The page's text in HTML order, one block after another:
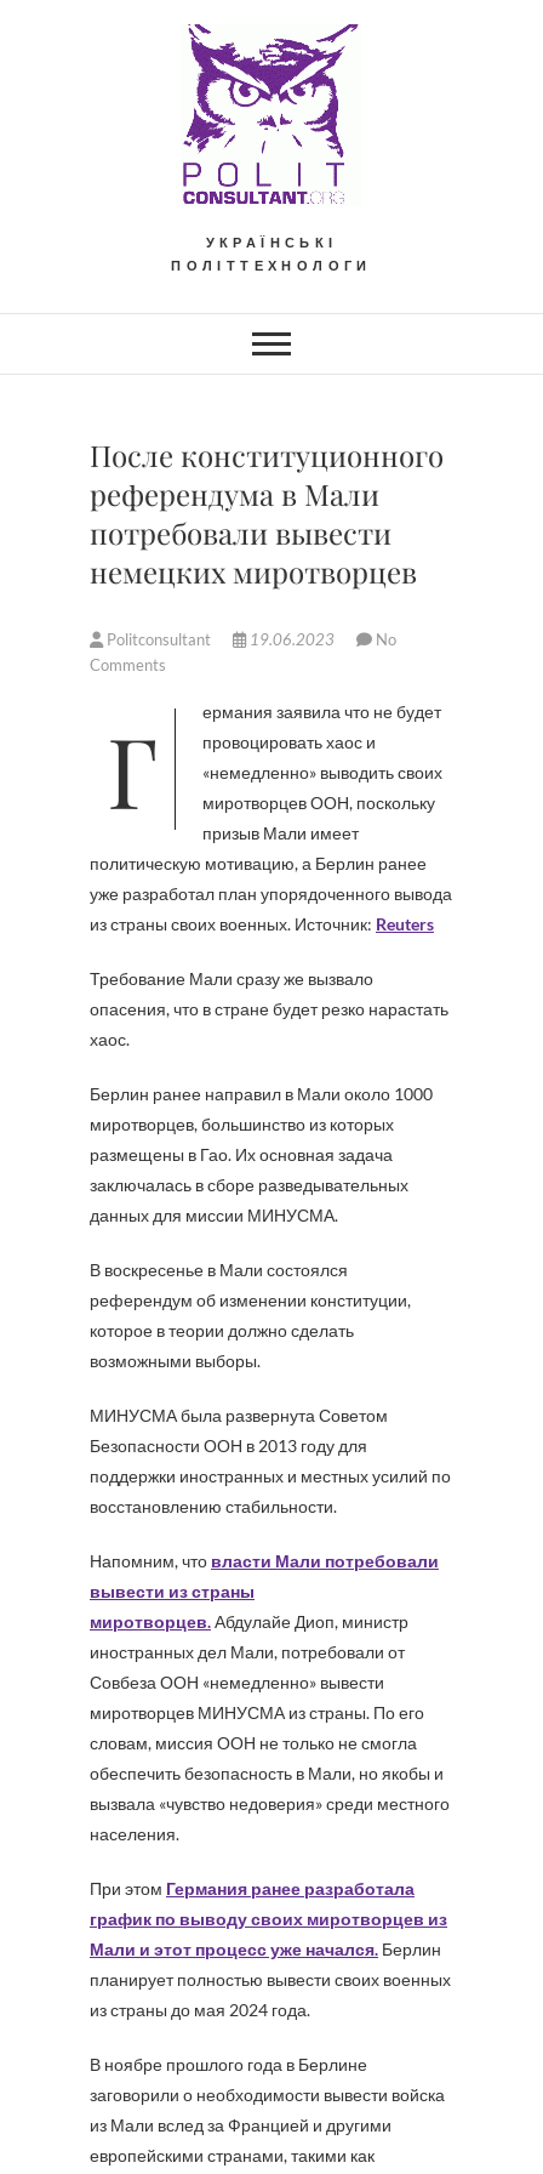
УКРАЇНСЬКІ
ПОЛІТТЕХНОЛОГИ
После конституционного
референдума в Мали
потребовали вывести
немецких миротворцев
Politconsultant 19.06.2023
No
Comments
Германия заявила что не будет
провоцировать хаос и
«немедленно» выводить своих
миротворцев ООН, поскольку
призыв Мали имеет
политическую мотивацию, а Берлин ранее
уже разработал план упорядоченного вывода
из страны своих военных. Источник: Reuters
Требование Мали сразу же вызвало
опасения, что в стране будет резко нарастать
хаос.
Берлин ранее направил в Мали около 1000
миротворцев, большинство из которых
размещены в Гао. Их основная задача
заключалась в сборе разведывательных
данных для миссии МИНУСМА.
В воскресенье в Мали состоялся
референдум об изменении конституции,
которое в теории должно сделать
возможными выборы.
МИНУСМА была развернута Советом
Безопасности ООН в 2013 году для
поддержки иностранных и местных усилий по
восстановлению стабильности.
Напомним, что власти Мали потребовали
вывести из страны
миротворцев.Абдулайе Диоп, министр
иностранных дел Мали, потребовали от
Совбеза ООН «немедленно» вывести
миротворцев МИНУСМА из страны. По его
словам, миссия ООН не только не смогла
обеспечить безопасность в Мали, но якобы и
вызвала «чувство недоверия» среди местного
населения.
При этом Германия ранее разработала
график по выводу своих миротворцев из
Мали и этот процесс уже начался. Берлин
планирует полностью вывести своих военных
из страны до мая 2024 года.
В ноябре прошлого года в Берлине
заговорили о необходимости вывести войска
из Мали вслед за Францией и другими
европейскими странами, такими как